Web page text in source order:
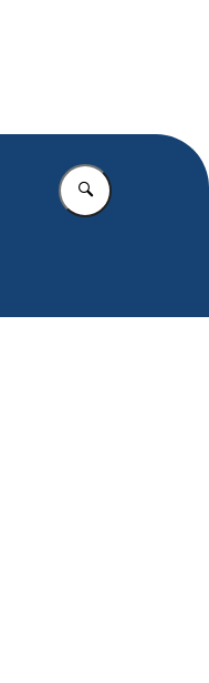
Vul in wat u